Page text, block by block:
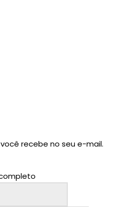
recebe no seu e-mail.